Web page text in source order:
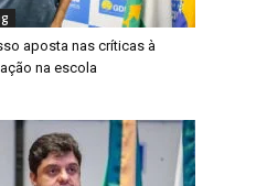
aposta nas críticas à
na escola